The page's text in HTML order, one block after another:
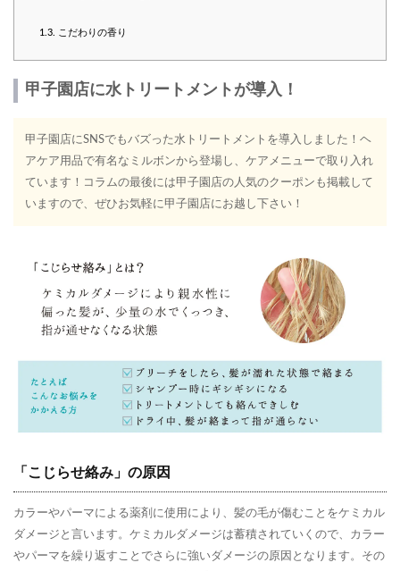
1.3. こだわりの香り
甲子園店に水トリートメントが導入！
甲子園店にSNSでもバズった水トリートメントを導入しました！ヘ
アケア用品で有名なミルボンから登場し、ケアメニューで取り入れ
ています！コラムの最後には甲子園店の人気のクーポンも掲載して
いますので、ぜひお気軽に甲子園店にお越し下さい！
「こじらせ絡み」の原因
カラーやパーマによる薬剤に使用により、髪の毛が傷むことをケミカル
ダメージと言います。ケミカルダメージは蓄積されていくので、カラー
やパーマを繰り返すことでさらに強いダメージの原因となります。その